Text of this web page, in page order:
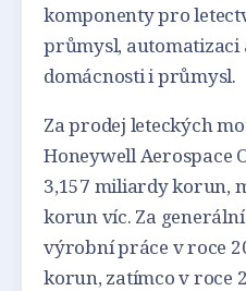
komponenty pro
průmysl, automatizaci
domácnosti i průmysl.
Za prodej leteckých
Honeywell Aerospace
3,157 miliardy korun,
korun víc. Za
výrobní práce v roce
korun, zatímco v roce